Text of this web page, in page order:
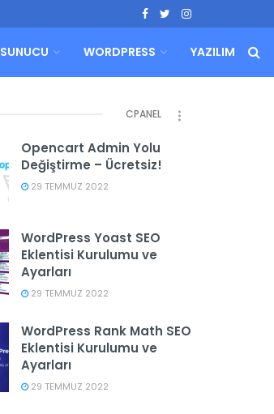
SUNUCU WORDPRESS YAZILIM
CPANEL
Opencart Admin Yolu
Değiştirme – Ücretsiz!
29 TEMMUZ 2022
WordPress Yoast SEO
Eklentisi Kurulumu ve
Ayarları
29 TEMMUZ 2022
WordPress Rank Math SEO
Eklentisi Kurulumu ve
Ayarları
29 TEMMUZ 2022